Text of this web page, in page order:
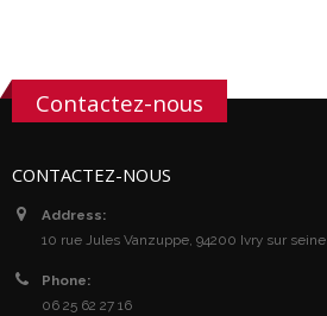
Contactez-nous
CONTACTEZ-NOUS
Address:
10 rue Jules Vanzuppe, 94200 Ivry sur seine
Phone:
06 25 62 27 16